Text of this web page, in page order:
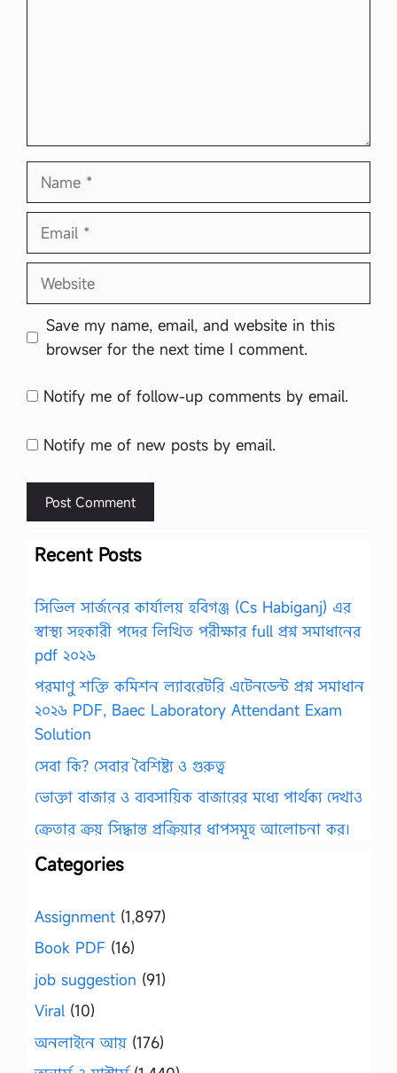
Name
Email
Website
Save my name, email, and website in this
browser for the next time I comment.
Notify me of follow-up comments by email.
Notify me of new posts by email.
Recent Posts
সিভিল সার্জনের কার্যালয় হবিগঞ্জ (Cs Habiganj) এর
স্বাস্থ্য সহকারী পদের লিখিত পরীক্ষার full প্রশ্ন সমাধানের
pdf ২০২৬
পরমাণু শক্তি কমিশন ল্যাবরেটরি এটেনডেন্ট প্রশ্ন সমাধান
২০২৬ PDF, Baec Laboratory Attendant Exam
Solution
সেবা কি? সেবার বৈশিষ্ট্য ও গুরুত্ব
ভোক্তা বাজার ও ব্যবসায়িক বাজারের মধ্যে পার্থক্য দেখাও
ক্রেতার ক্রয় সিদ্ধান্ত প্রক্রিয়ার ধাপসমূহ আলোচনা কর।
Categories
Assignment (1,897)
Book PDF (16)
job suggestion (91)
Viral (10)
অনলাইনে আয় (176)